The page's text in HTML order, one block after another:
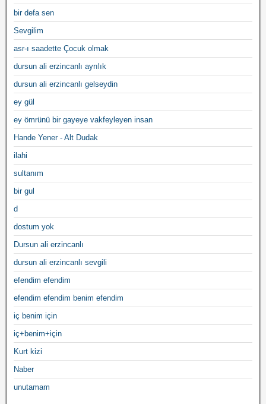
bir defa sen
Sevgilim
asr-ı saadette Çocuk olmak
dursun ali erzincanlı ayrılık
dursun ali erzincanlı gelseydin
ey gül
ey ömrünü bir gayeye vakfeyleyen insan
Hande Yener - Alt Dudak
ilahi
sultanım
bir gul
d
dostum yok
Dursun ali erzincanlı
dursun ali erzincanlı sevgili
efendim efendim
efendim efendim benim efendim
iç benim için
iç+benim+için
Kurt kizi
Naber
unutamam